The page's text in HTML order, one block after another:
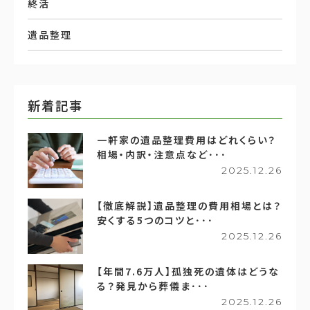
終活
遺品整理
新着記事
一軒家の遺品整理費用はどれくらい？
相場・内訳・注意点など･･･
2025.12.26
【徹底解説】遺品整理の費用相場とは？
安くする5つのコツと･･･
2025.12.26
【年間7.6万人】孤独死の遺体はどうな
る？発見から葬儀ま･･･
2025.12.26